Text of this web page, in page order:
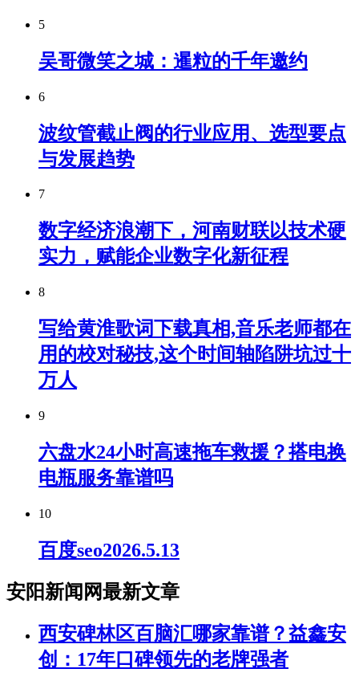
5
吴哥微笑之城：暹粒的千年邀约
6
波纹管截止阀的行业应用、选型要点
与发展趋势
7
数字经济浪潮下，河南财联以技术硬
实力，赋能企业数字化新征程
8
写给黄淮歌词下载真相,音乐老师都在
用的校对秘技,这个时间轴陷阱坑过十
万人
9
六盘水24小时高速拖车救援？搭电换
电瓶服务靠谱吗
10
百度seo2026.5.13
安阳新闻网最新文章
西安碑林区百脑汇哪家靠谱？益鑫安
创：17年口碑领先的老牌强者